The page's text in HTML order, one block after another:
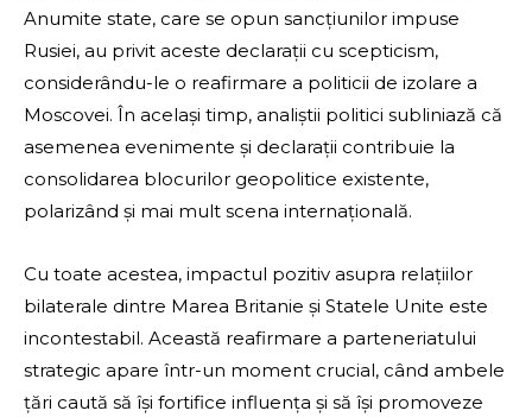
Anumite state, care se opun sancțiunilor impuse
Rusiei, au privit aceste declarații cu scepticism,
considerându-le o reafirmare a politicii de izolare a
Moscovei. În același timp, analiștii politici subliniază că
asemenea evenimente și declarații contribuie la
consolidarea blocurilor geopolitice existente,
polarizând și mai mult scena internațională.
Cu toate acestea, impactul pozitiv asupra relațiilor
bilaterale dintre Marea Britanie și Statele Unite este
incontestabil. Această reafirmare a parteneriatului
strategic apare într-un moment crucial, când ambele
țări caută să își fortifice influența și să își promoveze